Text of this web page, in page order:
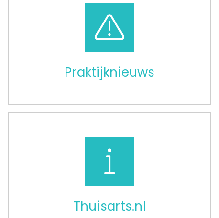
Praktijknieuws
Thuisarts.nl